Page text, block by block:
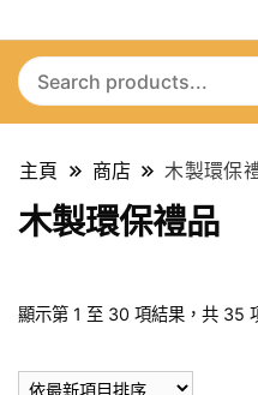
主頁 商店 木製環保
木製環保禮品
顯示第 1 至 30 項結果，共 35